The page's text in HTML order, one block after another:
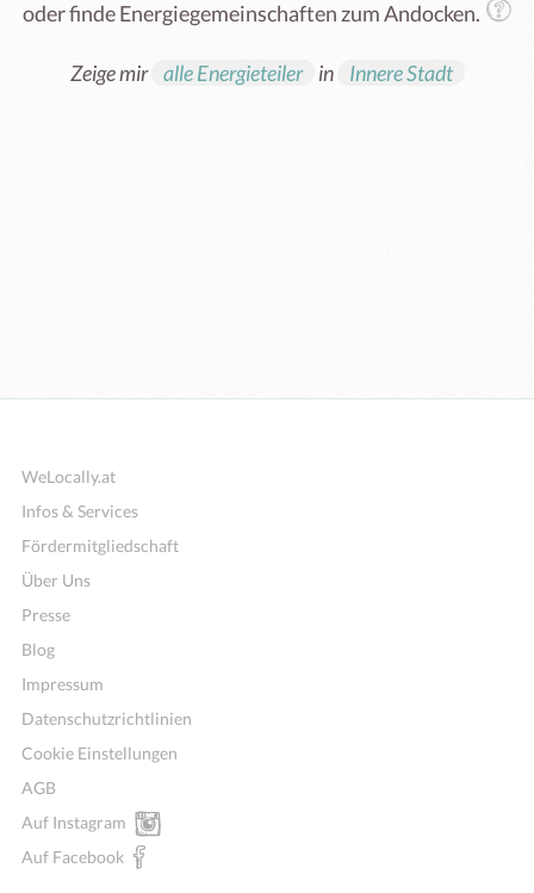
oder finde Energiegemeinschaften zum Andocken.
Zeige mir alle Energieteiler in Innere Stadt
WeLocally.at
Infos & Services
Fördermitgliedschaft
Über Uns
Presse
Blog
Impressum
Datenschutzrichtlinien
Cookie Einstellungen
AGB
Auf Instagram
Auf Facebook